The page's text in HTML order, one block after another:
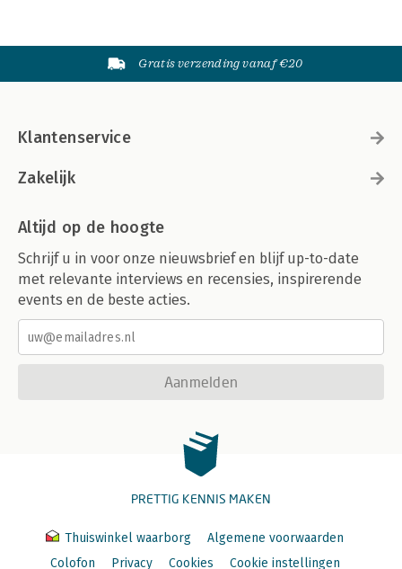
Gratis verzending vanaf €20
Klantenservice
Zakelijk
Altijd op de hoogte
Schrijf u in voor onze nieuwsbrief en blijf up-to-date
met relevante interviews en recensies, inspirerende
events en de beste acties.
Aanmelden
PRETTIG KENNIS MAKEN
Thuiswinkel waarborg
Algemene voorwaarden
Colofon
Privacy Cookies Cookie instellingen